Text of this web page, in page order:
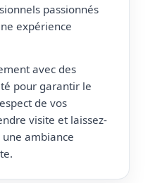
passionnés
expérience
avec des
pour garantir le
de vos
visite et laissez-
ambiance